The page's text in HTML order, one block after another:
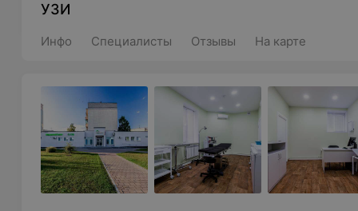
УЗИ
Инфо Специалисты Отзывы На карте